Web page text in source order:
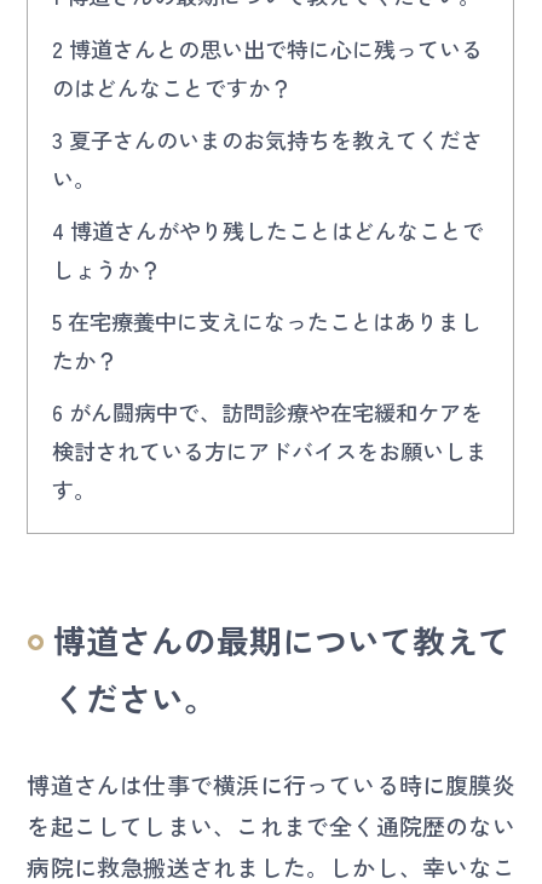
2 博道さんとの思い出で特に心に残っている
のはどんなことですか？
3 夏子さんのいまのお気持ちを教えてくださ
い。
4 博道さんがやり残したことはどんなことで
しょうか？
5 在宅療養中に支えになったことはありまし
たか？
6 がん闘病中で、訪問診療や在宅緩和ケアを
検討されている方にアドバイスをお願いしま
す。
博道さんの最期について教えて
ください。
博道さんは仕事で横浜に行っている時に腹膜炎
を起こしてしまい、これまで全く通院歴のない
病院に救急搬送されました。しかし、幸いなこ